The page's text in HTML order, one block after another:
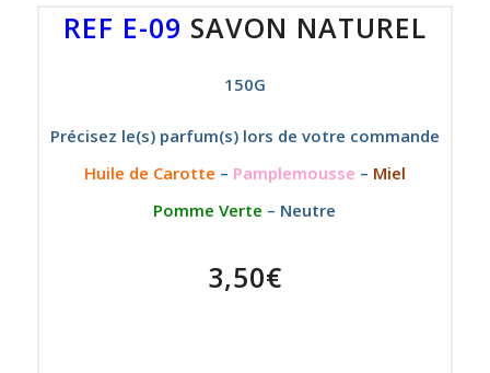
REF E-09 SAVON NATUREL
150G
Précisez le(s) parfum(s) lors de votre commande
Huile de Carotte – Pamplemousse – Miel
Pomme Verte – Neutre
3,50€